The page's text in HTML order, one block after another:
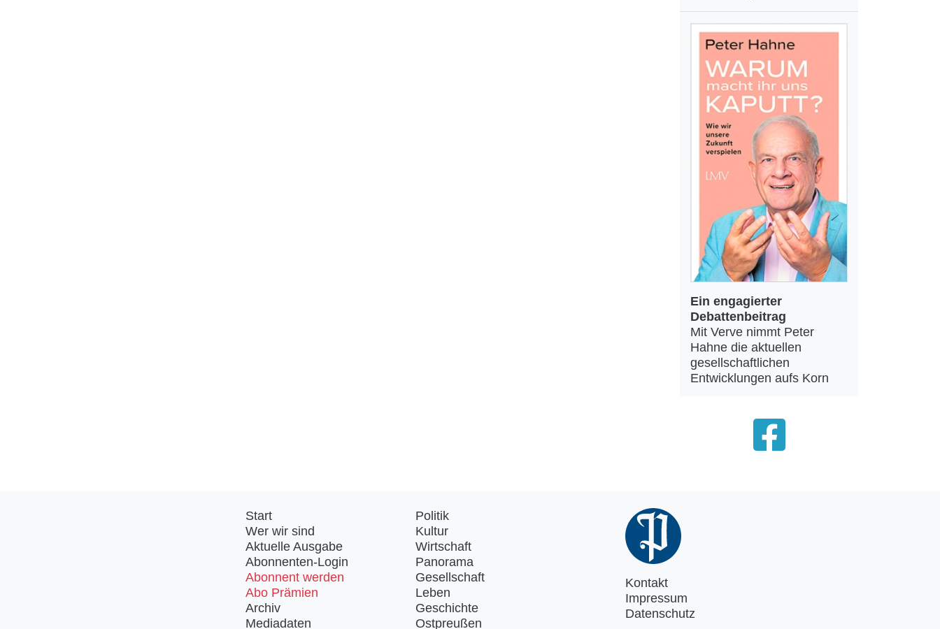
Ein engagierter
Debattenbeitrag
Mit Verve nimmt Peter
Hahne die aktuellen
gesellschaftlichen
Entwicklungen aufs Korn
Start
Wer wir sind
Aktuelle Ausgabe
Abonnenten-Login
Abonnent werden
Abo Prämien
Archiv
Mediadaten
Politik
Kultur
Wirtschaft
Panorama
Gesellschaft
Leben
Geschichte
Ostpreußen
Kontakt
Impressum
Datenschutz